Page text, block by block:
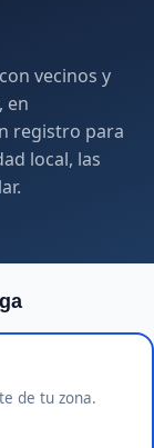
vecinos y
en
registro para
local, las
de tu zona.